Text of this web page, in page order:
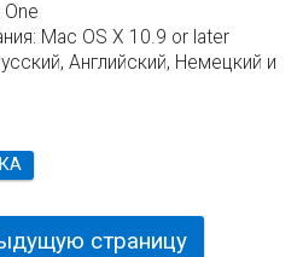
One
Mac OS X 10.9 or later
Английский, Немецкий и
страницу